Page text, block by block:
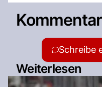
Schreibe
Weiterlesen